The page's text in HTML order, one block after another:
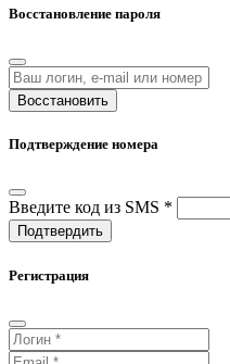
Восстановление пароля
Восстановить
Подтверждение номера
Введите код из SMS *
Подтвердить
Регистрация